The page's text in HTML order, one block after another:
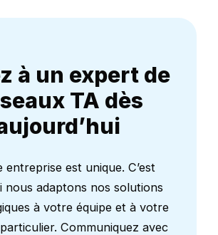
à un expert de
TA dès
entreprise est unique. C’est
nous adaptons nos solutions
à votre équipe et à votre
Communiquez avec